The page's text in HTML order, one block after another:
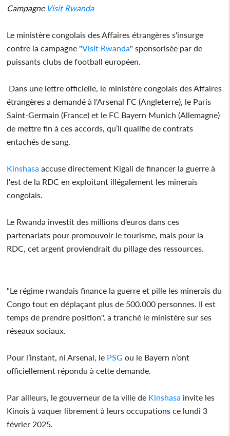
Campagne Visit Rwanda
Le ministère congolais des Affaires étrangères s'insurge
contre la campagne "Visit Rwanda" sponsorisée par de
puissants clubs de football européen.
Dans une lettre officielle, le ministère congolais des Affaires
étrangères a demandé à l'Arsenal FC (Angleterre), le Paris
Saint-Germain (France) et le FC Bayern Munich (Allemagne)
de mettre fin à ces accords, qu’il qualifie de contrats
entachés de sang.
Kinshasa accuse directement Kigali de financer la guerre à
l'est de la RDC en exploitant illégalement les minerais
congolais.
Le Rwanda investit des millions d’euros dans ces
partenariats pour promouvoir le tourisme, mais pour la
RDC, cet argent proviendrait du pillage des ressources.
"Le régime rwandais finance la guerre et pille les minerais du
Congo tout en déplaçant plus de 500.000 personnes. Il est
temps de prendre position", a tranché le ministère sur ses
réseaux sociaux.
Pour l’instant, ni Arsenal, le PSG ou le Bayern n’ont
officiellement répondu à cette demande.
Par ailleurs, le gouverneur de la ville de Kinshasa invite les
Kinois à vaquer librement à leurs occupations ce lundi 3
février 2025.